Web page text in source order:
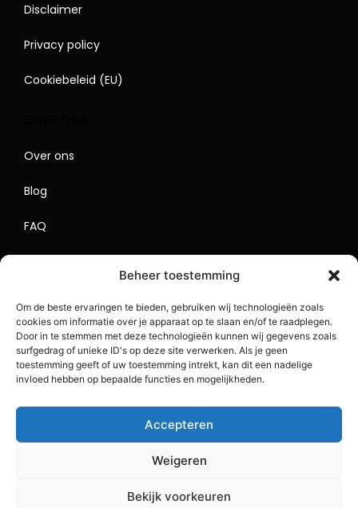
Beheer toestemming
Om de beste ervaringen te bieden, gebruiken wij technologieën zoals
cookies om informatie over je apparaat op te slaan en/of te raadplegen.
Door in te stemmen met deze technologieën kunnen wij gegevens zoals
surfgedrag of unieke ID's op deze site verwerken. Als je geen
toestemming geeft of uw toestemming intrekt, kan dit een nadelige
invloed hebben op bepaalde functies en mogelijkheden.
Accepteren
Weigeren
Bekijk voorkeuren
Disclaimer
Privacy policy
Cookiebeleid (EU)
Over ons
Blog
FAQ
Lokaal Adverteren
Sitemap
Copyright 2023 BlogDrip.nl. All Rights Reserved.